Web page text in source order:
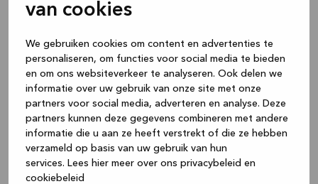
van cookies
We gebruiken cookies om content en advertenties te
personaliseren, om functies voor social media te bieden
en om ons websiteverkeer te analyseren. Ook delen we
informatie over uw gebruik van onze site met onze
partners voor social media, adverteren en analyse. Deze
partners kunnen deze gegevens combineren met andere
informatie die u aan ze heeft verstrekt of die ze hebben
verzameld op basis van uw gebruik van hun
services. Lees hier meer over ons privacybeleid en
cookiebeleid